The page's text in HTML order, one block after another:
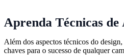
Aprenda Técnicas
Além dos aspectos técnicos do
chaves para o sucesso de qualquer